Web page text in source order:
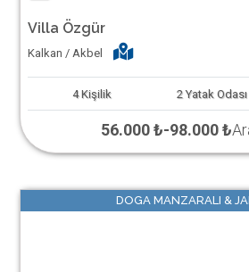
Villa Özgür
Kalkan / Akbel
4 Kişilik 2 Yatak Odası
56.000 ₺-98.000 ₺
DOGA MANZARALI &